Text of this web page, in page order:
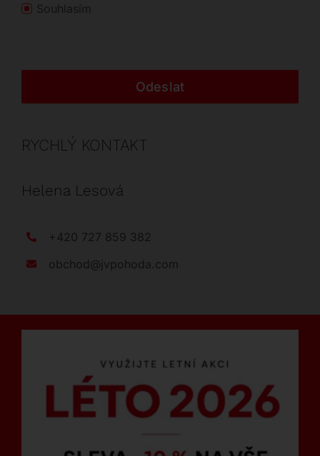
Souhlasím
Odeslat
RYCHLÝ KONTAKT
Helena Lesová
+420 727 859 382
obchod@jvpohoda.com